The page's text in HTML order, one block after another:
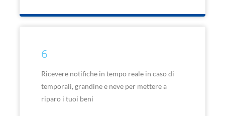
6
Ricevere notifiche in tempo reale in caso di
temporali, grandine e neve per mettere a
riparo i tuoi beni